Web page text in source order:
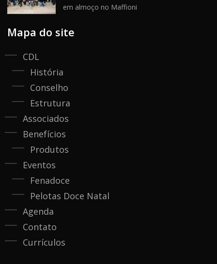
em almoço no Maffioni
Mapa do site
CDL
História
Conselho
Estrutura
Associados
Benefícios
Produtos
Eventos
Fenadoce
Pelotas Doce Natal
Agenda
Contato
Currículos